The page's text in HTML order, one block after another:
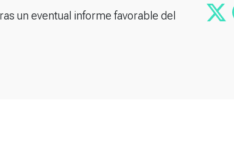
un eventual informe favorable del